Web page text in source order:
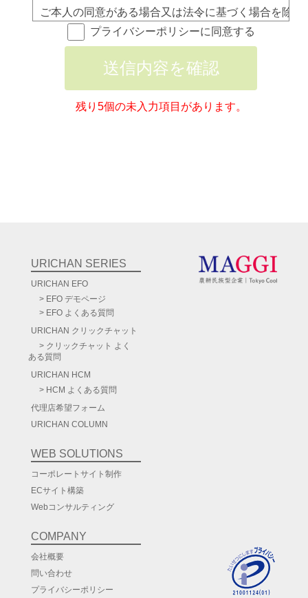
ご本人の同意がある場合又は法令に基づく場合を除き
3.個人情報の委託
個人情報の取扱いの全部又は一部を委託することがあ
その場合は、当法人の個人情報保護規程等に従い適
4.保有個人データ又は第三者提供記録の開示等の請求
ご本人から預かりした個人情報の開示等（利用目的
＜個人情報苦情及び相談窓口＞
窓口担当　柴﨑　智央
〒150-0001　東京都渋谷区神宮前１丁目１４番２号
Tel:03-6438-9411
プライバシーポリシーに同意する
送信内容を確認
残り5個の未入力項目があります。
URICHAN SERIES
URICHAN EFO
EFO デモページ
EFO よくある質問
URICHAN クリックチャット
クリックチャット よく
ある質問
URICHAN HCM
HCM よくある質問
代理店希望フォーム
URICHAN COLUMN
WEB SOLUTIONS
コーポレートサイト制作
ECサイト構築
Webコンサルティング
COMPANY
会社概要
問い合わせ
プライバシーポリシー